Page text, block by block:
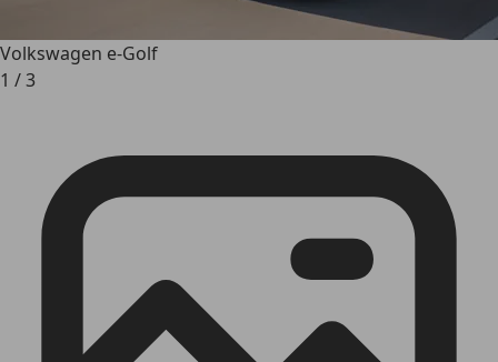
Volkswagen e-Golf
1 /3